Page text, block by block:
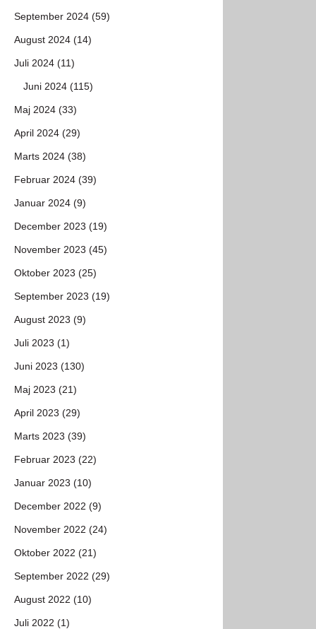
September 2024 (59)
August 2024 (14)
Juli 2024 (11)
Juni 2024 (115)
Maj 2024 (33)
April 2024 (29)
Marts 2024 (38)
Februar 2024 (39)
Januar 2024 (9)
December 2023 (19)
November 2023 (45)
Oktober 2023 (25)
September 2023 (19)
August 2023 (9)
Juli 2023 (1)
Juni 2023 (130)
Maj 2023 (21)
April 2023 (29)
Marts 2023 (39)
Februar 2023 (22)
Januar 2023 (10)
December 2022 (9)
November 2022 (24)
Oktober 2022 (21)
September 2022 (29)
August 2022 (10)
Juli 2022 (1)